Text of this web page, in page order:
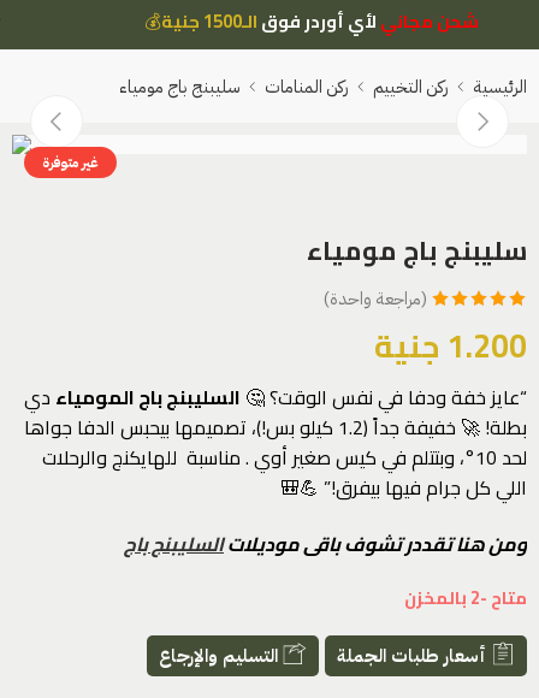
شحن مجانيلأي أوردر فوقالـ1500 جنية 💰
الرئيسية ركن التخييم ركن المنامات سليبنج باج مومياء
غير متوفرة
سليبنج باج مومياء
تم التقييم بـ
5.00
من 5
عميل واحد
(مراجعة واحدة)
1.200 جنية
“عايز خفة ودفا في نفس الوقت؟ 🤔 السليبنج باج المومياء دي
بطلة! 🚀 خفيفة جداً (1.2 كيلو بس!)، تصميمها بيحبس الدفا جواها
لحد 10°، وبتتلم في كيس صغير أوي . مناسبة للهايكنج والرحلات
اللي كل جرام فيها بيفرق!” 💪🎒
ومن هنا تقددر تشوف باقى موديلاتالسليبنج باج
متاح -2 بالمخزن
أسعار طلبات الجملة التسليم والإرجاع